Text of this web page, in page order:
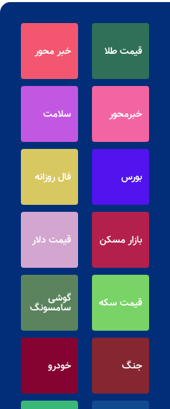
قیمت طلا خبر محور
خبرمحور سلامت
بورس فال روزانه
بازار مسکن قیمت دلار
قیمت سکه گوشی
سامسونگ
جنگ خودرو